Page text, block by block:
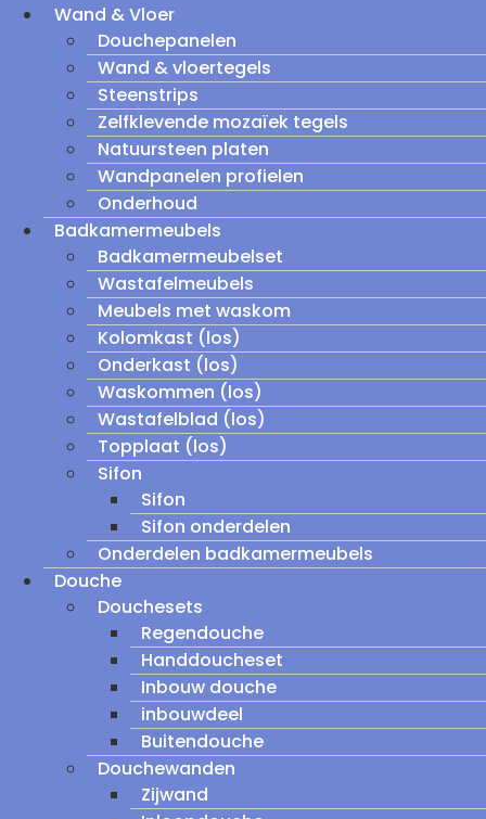
Wand & Vloer
Douchepanelen
Wand & vloertegels
Steenstrips
Zelfklevende mozaïek tegels
Natuursteen platen
Wandpanelen profielen
Onderhoud
Badkamermeubels
Badkamermeubelset
Wastafelmeubels
Meubels met waskom
Kolomkast (los)
Onderkast (los)
Waskommen (los)
Wastafelblad (los)
Topplaat (los)
Sifon
Sifon
Sifon onderdelen
Onderdelen badkamermeubels
Douche
Douchesets
Regendouche
Handdoucheset
Inbouw douche
inbouwdeel
Buitendouche
Douchewanden
Zijwand